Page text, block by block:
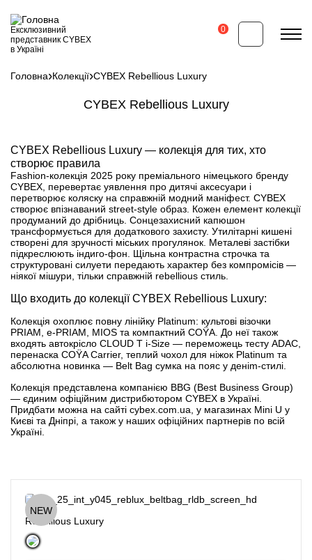
до
основного
вмісту
Ексклюзивний
представник CYBEX
в Україні
0
Головна Колекції CYBEX Rebellious Luxury
CYBEX Rebellious Luxury
CYBEX Rebellious Luxury — колекція для тих, хто
створює правила
Fashion-колекція 2025 року преміального німецького бренду
CYBEX, перевертає уявлення про дитячі аксесуари і
перетворює коляску на справжній модний маніфест. CYBEX
створює впізнаваний street-style образ. Кожен елемент колекції
продуманий до дрібниць. Сонцезахисний капюшон
трансформується для додаткового захисту. Утилітарні кишені
створені для зручності міських прогулянок. Металеві застібки
підкреслюють індиго-фон. Щільна контрастна строчка та
структуровані силуети передають характер без компромісів —
ніякої мішури, тільки справжній rebellious стиль.
Що входить до колекції CYBEX Rebellious Luxury:
Колекція охоплює повну лінійку Platinum: культові візочки
PRIAM, e-PRIAM, MIOS та компактний COŸA. До неї також
входять автокрісло CLOUD T i-Size — переможець тесту ADAC,
перенаска COŸA Carrier, теплий чохол для ніжок Platinum та
абсолютна новинка — Belt Bag сумка на пояс у деніm-стилі.
Колекція представлена компанією BBG (Best Business Group)
— єдиним офіційним дистрибютором CYBEX в Україні.
Придбати можна на сайті cybex.com.ua , у магазинах Mini U у
Києві та Дніпрі, а також у наших офіційних партнерів по всій
Україні.
NEW
Rebellious Luxury